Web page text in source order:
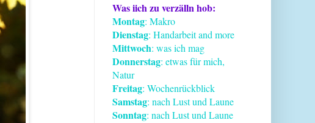
Was iich zu verzälln hob:
Montag: Makro
Dienstag: Handarbeit and more
Mittwoch: was ich mag
Donnerstag: etwas für mich,
Natur
Freitag: Wochenrückblick
Samstag: nach Lust und Laune
Sonntag: nach Lust und Laune